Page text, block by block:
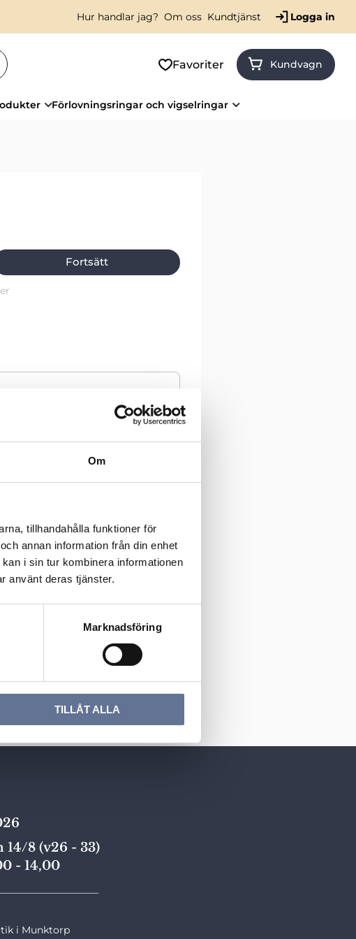
Om
tillhandahålla funktioner för
annan information från din enhet
i sin tur kombinera informationen
använt deras tjänster.
Marknadsföring
TILLÅT ALLA
Hur handlar jag? Om oss Kundtjänst Logga in
Favoriter Kundvagn
Förlovningsringar och vigselringar
Fortsätt
8 (v26 - 33)
- 14,00
i Munktorp